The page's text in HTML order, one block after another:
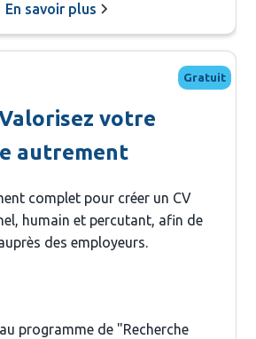
En savoir plus
Gratuit
votre
autrement
complet pour créer un CV
humain et percutant, afin de
des employeurs.
programme de "Recherche